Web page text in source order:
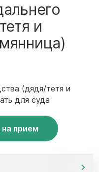
и
(дядя/тетя и
для суда
на прием